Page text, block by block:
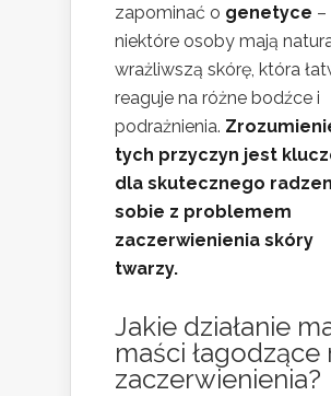
zapominać o genetyce –
niektóre osoby mają
wrażliwszą skórę, która
reaguje na różne bodźce i
podrażnienia.
tych przyczyn jest
dla skutecznego
sobie z problemem
zaczerwienienia skóry
twarzy.
Jakie działanie
maści łagodzące
zaczerwienienia?